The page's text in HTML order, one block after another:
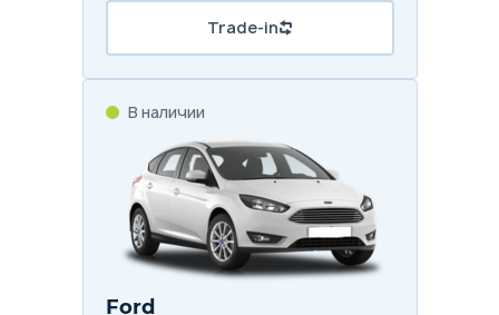
Trade-in
В наличии
Ford